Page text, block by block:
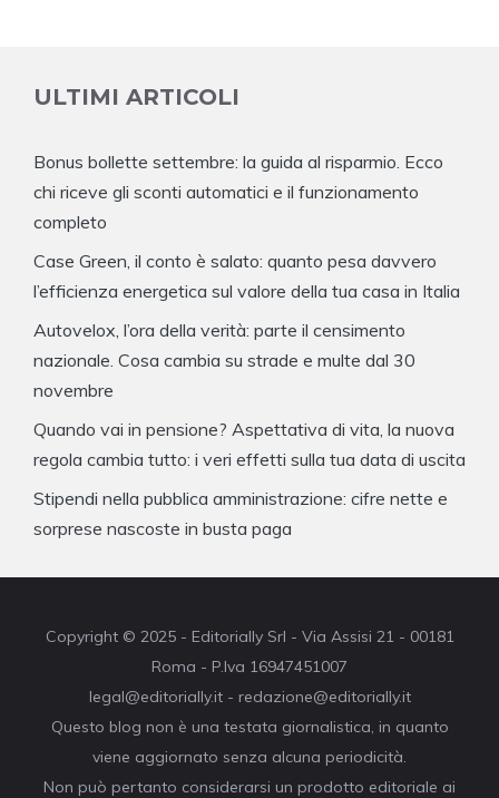
ULTIMI ARTICOLI
Bonus bollette settembre: la guida al risparmio. Ecco
chi riceve gli sconti automatici e il funzionamento
completo
Case Green, il conto è salato: quanto pesa davvero
l’efficienza energetica sul valore della tua casa in Italia
Autovelox, l’ora della verità: parte il censimento
nazionale. Cosa cambia su strade e multe dal 30
novembre
Quando vai in pensione? Aspettativa di vita, la nuova
regola cambia tutto: i veri effetti sulla tua data di uscita
Stipendi nella pubblica amministrazione: cifre nette e
sorprese nascoste in busta paga
Copyright © 2025 - Editorially Srl - Via Assisi 21 - 00181
Roma - P.Iva 16947451007
legal@editorially.it - redazione@editorially.it
Questo blog non è una testata giornalistica, in quanto
viene aggiornato senza alcuna periodicità.
Non può pertanto considerarsi un prodotto editoriale ai